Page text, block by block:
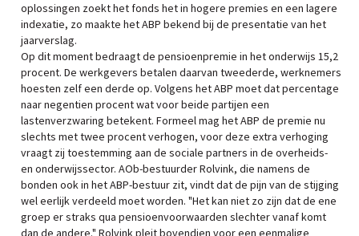
oplossingen zoekt het fonds het in hogere premies en een lagere
indexatie, zo maakte het ABP bekend bij de presentatie van het
jaarverslag.
Op dit moment bedraagt de pensioenpremie in het onderwijs 15,2
procent. De werkgevers betalen daarvan tweederde, werknemers
hoesten zelf een derde op. Volgens het ABP moet dat percentage
naar negentien procent wat voor beide partijen een
lastenverzwaring betekent. Formeel mag het ABP de premie nu
slechts met twee procent verhogen, voor deze extra verhoging
vraagt zij toestemming aan de sociale partners in de overheids-
en onderwijssector. AOb-bestuurder Rolvink, die namens de
bonden ook in het ABP-bestuur zit, vindt dat de pijn van de stijging
wel eerlijk verdeeld moet worden. "Het kan niet zo zijn dat de ene
groep er straks qua pensioenvoorwaarden slechter vanaf komt
dan de andere." Rolvink pleit bovendien voor een eenmalige